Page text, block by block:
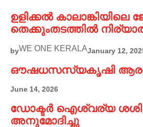
ഉളിക്കൽ
തെക്കുംതടത്തിൽ
byWE ONE KERALAJanuary 12,
ഔഷധസസ്യകൃഷി
June 14, 2026
ഡോക്ടർ ഐശ്വര്യ
അനുമോദിച്ചു